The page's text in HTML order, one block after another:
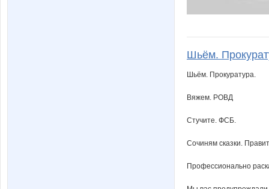
Шьём.
Шьём. Прокуратура.
Вяжем. РОВД
Стучите. ФСБ.
Сочиням сказки.
Профессионально